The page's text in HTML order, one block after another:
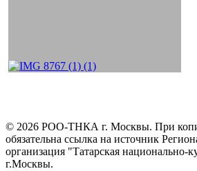
© 2026 РОО-ТНКА г. Москвы. При
обязательна ссылка на источник
организация "Татарская национально-
г.Москвы.